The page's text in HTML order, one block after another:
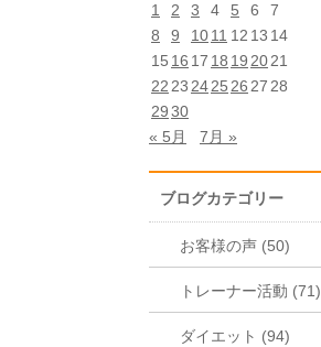
1
2 3 4 5 6
7
8
9 1011 12 13 14
15 16 17 18 19 2021
22 23 2425 26 27 28
2930
« 5月
7月 »
ブログカテゴリー
お客様の声 (50)
トレーナー活動 (71)
ダイエット (94)